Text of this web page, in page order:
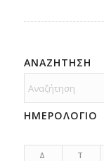
ΑΝΑΖΗΤΗΣΗ
ΗΜΕΡΟΛΟΓΙΟ
Δ Τ